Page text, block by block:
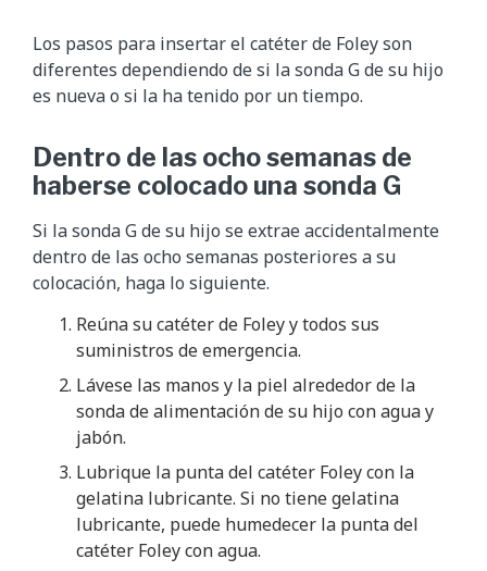
Los pasos para insertar el catéter de Foley son
diferentes dependiendo de si la sonda G de su hijo
es nueva o si la ha tenido por un tiempo.
Dentro de las ocho semanas de
haberse colocado una sonda G
Si la sonda G de su hijo se extrae accidentalmente
dentro de las ocho semanas posteriores a su
colocación, haga lo siguiente.
Reúna su catéter de Foley y todos sus
suministros de emergencia.
Lávese las manos y la piel alrededor de la
sonda de alimentación de su hijo con agua y
jabón.
Lubrique la punta del catéter Foley con la
gelatina lubricante. Si no tiene gelatina
lubricante, puede humedecer la punta del
catéter Foley con agua.